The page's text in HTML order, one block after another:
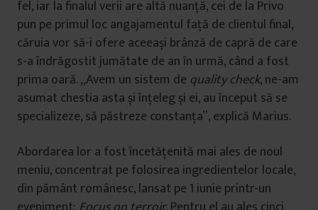
fel, iar la finalul verii are altă nuanță, cei de la Privo
pun pe primul loc angajamentul față de clientul final,
căruia vor să-i ofere aceeași brânză de capră de care
s-a îndrăgostit jumătate de an în urmă, când a fost
prima oară. „Avem un sistem de quality check, ne-am
asumat chestia asta și înțeleg și ei, au început să se
specializeze, să păstreze constanța”, explică Marius.
Abordarea lor a fost încetățenită mai ales de noul
meniu, concentrat pe folosirea ingredientelor locale,
din pământ românesc, lansat pe 1 iunie printr-un